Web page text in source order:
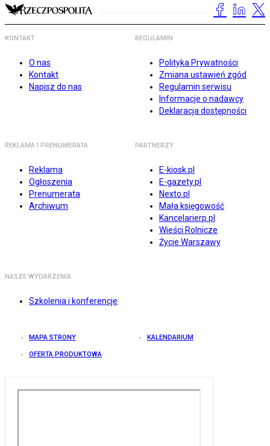
KONTAKT
O nas
Kontakt
Napisz do nas
REGULAMIN
Polityka Prywatności
Zmiana ustawień zgód
Regulamin serwisu
Informacje o nadawcy
Deklaracja dostępności
REKLAMA I PRENUMERATA
Reklama
Ogłoszenia
Prenumerata
Archiwum
PARTNERZY
E-kiosk.pl
E-gazety.pl
Nexto.pl
Mała księgowość
Kancelarierp.pl
Wieści Rolnicze
Życie Warszawy
NASZE WYDARZENIA
Szkolenia i konferencje
MAPA STRONY KALENDARIUM
OFERTA PRODUKTOWA